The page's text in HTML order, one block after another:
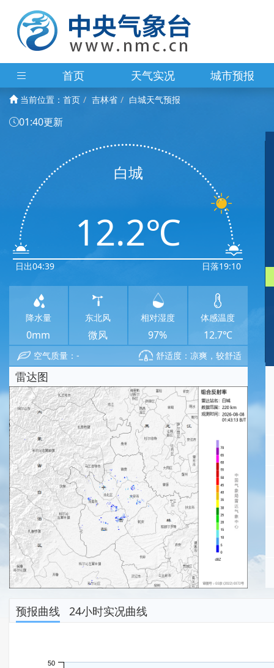
首页 天气实况 城市预报
当前位置： 首页 吉林省 白城天气预报
01:40更新
日出04:39
白城
12.2℃
日落19:10
降水量
0mm
东北风
微风
相对湿度
97%
体感温度
12.7℃
空气质量：- 舒适度：凉爽，较舒适
雷达图
预报曲线 24小时实况曲线
50